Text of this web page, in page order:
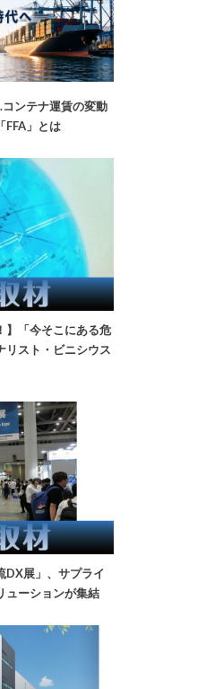
ンテナ運賃の変動
FFA」とは
】「今そこにある危
スト・ビニシウス
DX展」、サプライ
ューションが集結